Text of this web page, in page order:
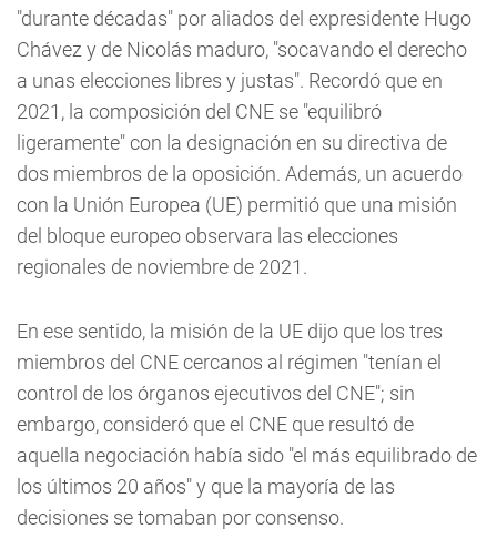
"durante décadas" por aliados del expresidente Hugo
Chávez y de Nicolás maduro, "socavando el derecho
a unas elecciones libres y justas". Recordó que en
2021, la composición del CNE se "equilibró
ligeramente" con la designación en su directiva de
dos miembros de la oposición. Además, un acuerdo
con la Unión Europea (UE) permitió que una misión
del bloque europeo observara las elecciones
regionales de noviembre de 2021.
En ese sentido, la misión de la UE dijo que los tres
miembros del CNE cercanos al régimen "tenían el
control de los órganos ejecutivos del CNE"; sin
embargo, consideró que el CNE que resultó de
aquella negociación había sido "el más equilibrado de
los últimos 20 años" y que la mayoría de las
decisiones se tomaban por consenso.